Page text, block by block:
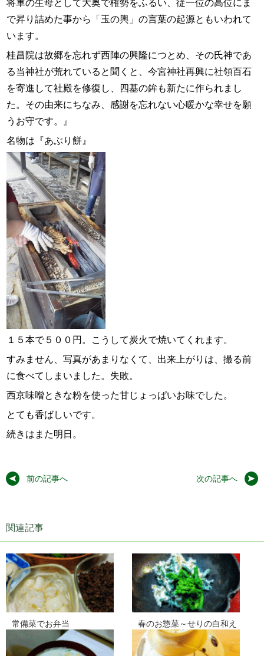
将軍の生母として大奥で権勢をふるい、従一位の高位にま
で昇り詰めた事から「玉の輿」の言葉の起源ともいわれて
います。
桂昌院は故郷を忘れず西陣の興隆につとめ、その氏神であ
る当神社が荒れていると聞くと、今宮神社再興に社領百石
を寄進して社殿を修復し、四基の鉾も新たに作られまし
た。その由来にちなみ、感謝を忘れない心暖かな幸せを願
うお守です。』
名物は『あぶり餅』
１５本で５００円。こうして炭火で焼いてくれます。
すみません、写真があまりなくて、出来上がりは、撮る前
に食べてしまいました。失敗。
西京味噌ときな粉を使った甘じょっぱいお味でした。
とても香ばしいです。
続きはまた明日。
前の記事へ 次の記事へ
関連記事
常備菜でお弁当 春のお惣菜～せりの白和え